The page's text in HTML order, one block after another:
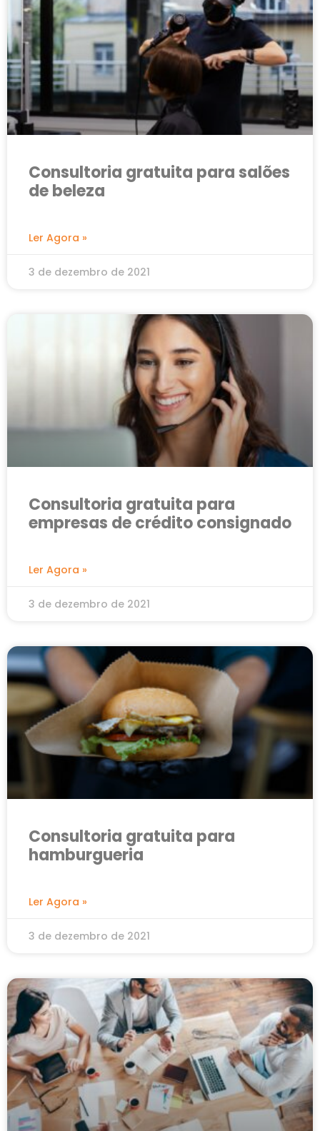
Consultoria gratuita para salões
de beleza
Ler Agora »
3 de dezembro de 2021
Consultoria gratuita para
empresas de crédito consignado
Ler Agora »
3 de dezembro de 2021
Consultoria gratuita para
hamburgueria
Ler Agora »
3 de dezembro de 2021